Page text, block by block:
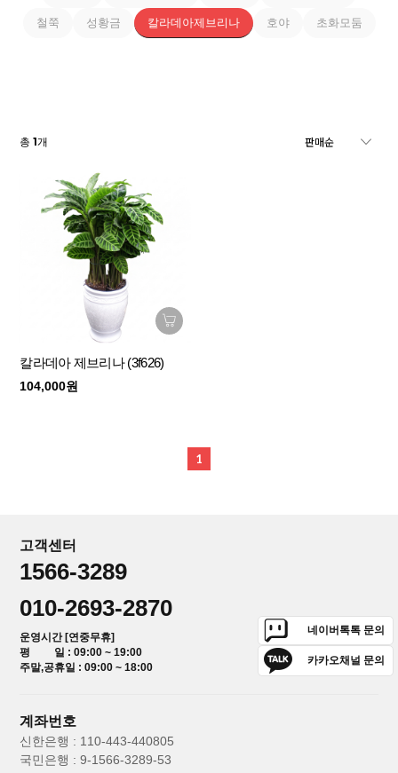
철쭉 성황금 칼라데아제브리나 호야 초화모둠
총1개
칼라데아 제브리나 (3f626)
104,000원
1
고객센터
1566-3289
010-2693-2870
운영시간 [연중무휴]
평 일 : 09:00 ~ 19:00
주말,공휴일 : 09:00 ~ 18:00
네이버톡톡 문의
카카오채널 문의
계좌번호
신한은행 : 110-443-440805
국민은행 : 9-1566-3289-53